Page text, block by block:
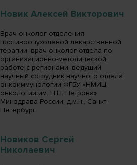
Новик Алексей Викторович
Врач-онколог отделения
противоопухолевой лекарственной
терапии, врач-онколог отдела по
организационно-методической
работе с регионами, ведущий
научный сотрудник научного отдела
онкоиммунологии ФГБУ «НМИЦ
онкологии им. Н.Н. Петрова»
Минздрава России, д.м.н., Санкт-
Петербург
Новиков Сергей
Николаевич